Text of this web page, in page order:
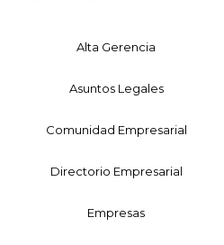
Alta Gerencia
Asuntos Legales
Comunidad Empresarial
Directorio Empresarial
Empresas